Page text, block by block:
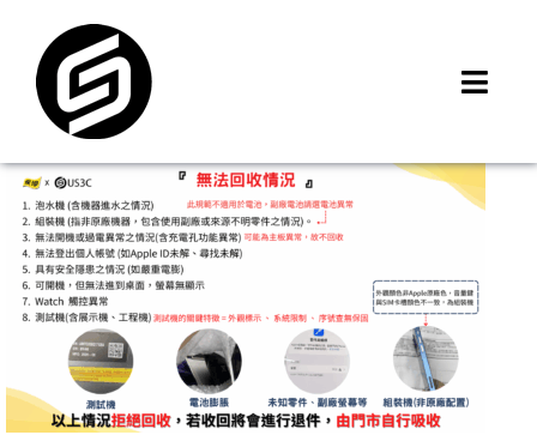
content
門市據點
iMCheck APP
iPhone 回收價
線上商城
3C租賃
MSI 舊換新